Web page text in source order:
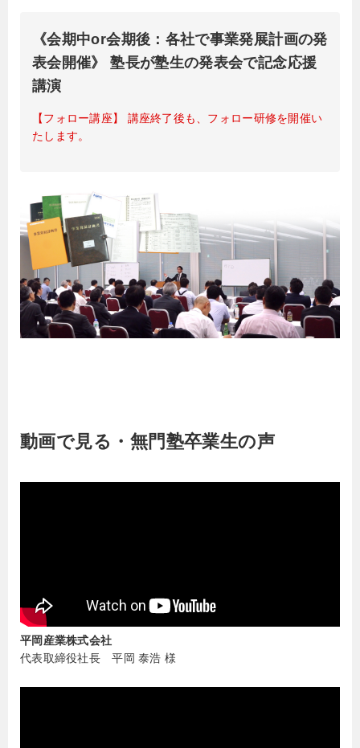
《会期中or会期後：各社で事業発展計画の発
表会開催》 塾長が塾生の発表会で記念応援
講演
【フォロー講座】 講座終了後も、フォロー研修を開催い
たします。
動画で見る・無門塾卒業生の声
平岡産業株式会社
代表取締役社長 平岡 泰浩 様